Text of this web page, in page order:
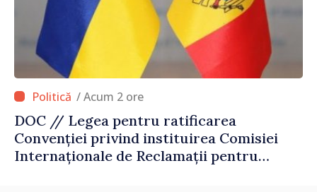
/ Acum 2 ore
DOC // Legea pentru ratificarea
Convenției privind instituirea Comisiei
Internaționale de Reclamații pentru